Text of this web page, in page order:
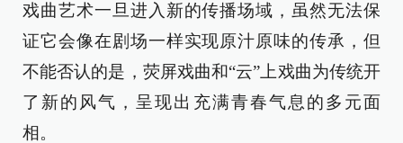
戏曲艺术一旦进入新的传播场域，虽然无法保
证它会像在剧场一样实现原汁原味的传承，但
不能否认的是，荧屏戏曲和“云”上戏曲为传统开
了新的风气，呈现出充满青春气息的多元面
相。